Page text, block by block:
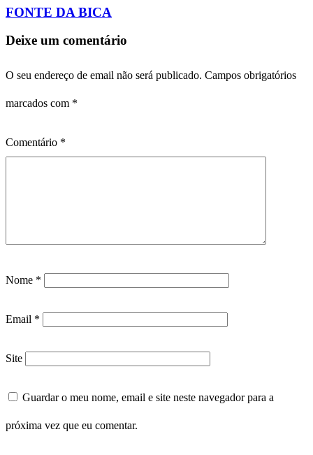
FONTE DA BICA
Deixe um comentário
O seu endereço de email não será publicado. Campos obrigatórios
marcados com *
Comentário *
Nome *
Email *
Site
Guardar o meu nome, email e site neste navegador para a
próxima vez que eu comentar.